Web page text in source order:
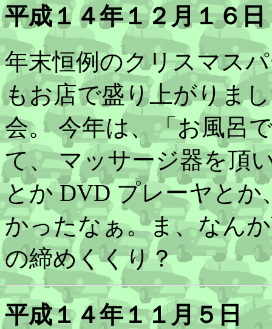
平成１４年１２月１６日
年末恒例のクリスマス
もお店で盛り上がりま
会。 今年は、「お風呂
て、 マッサージ器を頂
とか DVD プレーヤと
かったなぁ。ま、なん
の締めくくり？
平成１４年１１月５日